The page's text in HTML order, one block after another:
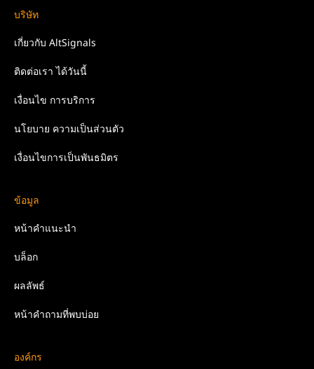
บริษัท
เกี่ยวกับ AltSignals
ติดต่อเราได้วันนี้
เงื่อนไข การบริการ
นโยบาย ความเป็นส่วนตัว
เงื่อนไขการเป็นพันธมิตร
ข้อมูล
หน้าคำแนะนำ
บล็อก
ผลลัพธ์
หน้าคำถามที่พบบ่อย
องค์กร